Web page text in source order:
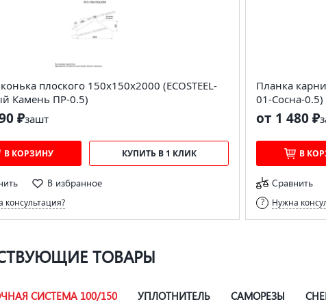
плоского 150х150х2000 (ECOSTEEL-
Камень ПР-0.5)
₽зашт
В КОРЗИНУ КУПИТЬ В 1 КЛИК
В избранное
консультация?
Планка
01-Сосна-0.5)
от 1 480 ₽
В
Сравнить
Нужна
ТОВАРЫ
СИСТЕМА 100/150 УПЛОТНИТЕЛЬ САМОРЕЗЫ